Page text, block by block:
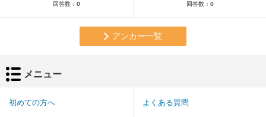
回答数： 0 回答数： 0
アンカー一覧
メニュー
初めての方へ よくある質問